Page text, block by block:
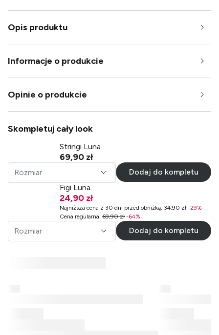
Opis produktu
Informacje o produkcie
Opinie o produkcie
Skompletuj cały look
Stringi Luna
69,90 zł
Rozmiar
Dodaj do kompletu
Figi Luna
24,90 zł
Najniższa cena z 30 dni przed obniżką: 34,90 zł -29%
Cena regularna: 69,90 zł -64%
Rozmiar Dodaj do kompletu